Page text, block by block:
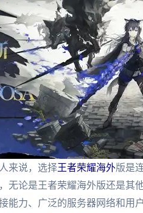
来说，选择王者荣耀海外版是
无论是王者荣耀海外版还是其
能力、广泛的服务器网络和用